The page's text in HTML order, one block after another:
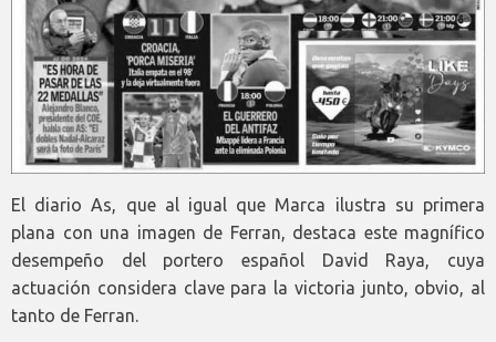
El diario As, que al igual que Marca ilustra su primera
plana con una imagen de Ferran, destaca este magnífico
desempeño del portero español David Raya, cuya
actuación considera clave para la victoria junto, obvio, al
tanto de Ferran.